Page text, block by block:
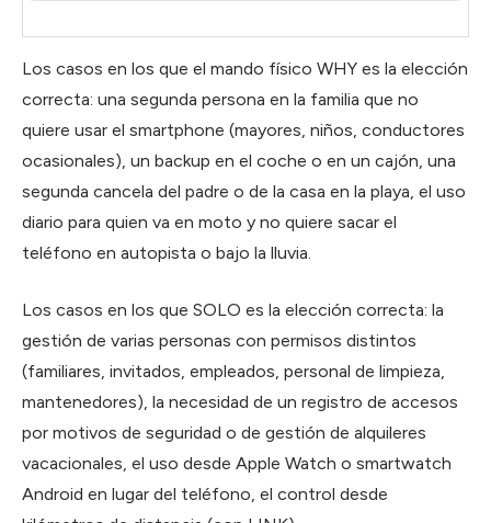
Los casos en los que el mando físico WHY es la elección
correcta: una segunda persona en la familia que no
quiere usar el smartphone (mayores, niños, conductores
ocasionales), un backup en el coche o en un cajón, una
segunda cancela del padre o de la casa en la playa, el uso
diario para quien va en moto y no quiere sacar el
teléfono en autopista o bajo la lluvia.
Los casos en los que SOLO es la elección correcta: la
gestión de varias personas con permisos distintos
(familiares, invitados, empleados, personal de limpieza,
mantenedores), la necesidad de un registro de accesos
por motivos de seguridad o de gestión de alquileres
vacacionales, el uso desde Apple Watch o smartwatch
Android en lugar del teléfono, el control desde